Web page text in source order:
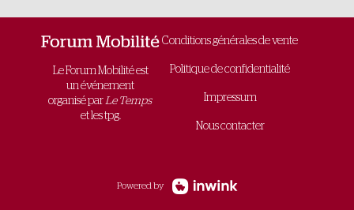
Le Forum Mobilité est
un événement
organisé parLe Temps
et les tpg.
Conditions générales de vente
Politique de confidentialité
Impressum
Nous contacter
Powered by